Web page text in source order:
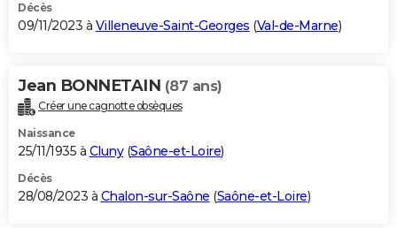
Décès
09/11/2023 à Villeneuve-Saint-Georges (Val-de-Marne)
Jean BONNETAIN (87 ans)
Créer une cagnotte obsèques
Naissance
25/11/1935 à Cluny(Saône-et-Loire)
Décès
28/08/2023 à Chalon-sur-Saône (Saône-et-Loire)